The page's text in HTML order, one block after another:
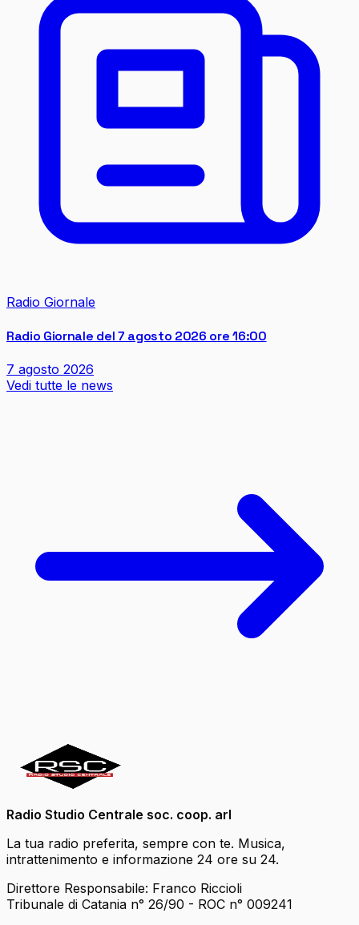
Radio Giornale
Radio Giornale del 7 agosto 2026 ore 16:00
7 agosto 2026
Vedi tutte le news
Radio Studio Centrale soc. coop. arl
La tua radio preferita, sempre con te. Musica,
intrattenimento e informazione 24 ore su 24.
Direttore Responsabile: Franco Riccioli
Tribunale di Catania n° 26/90 - ROC n° 009241